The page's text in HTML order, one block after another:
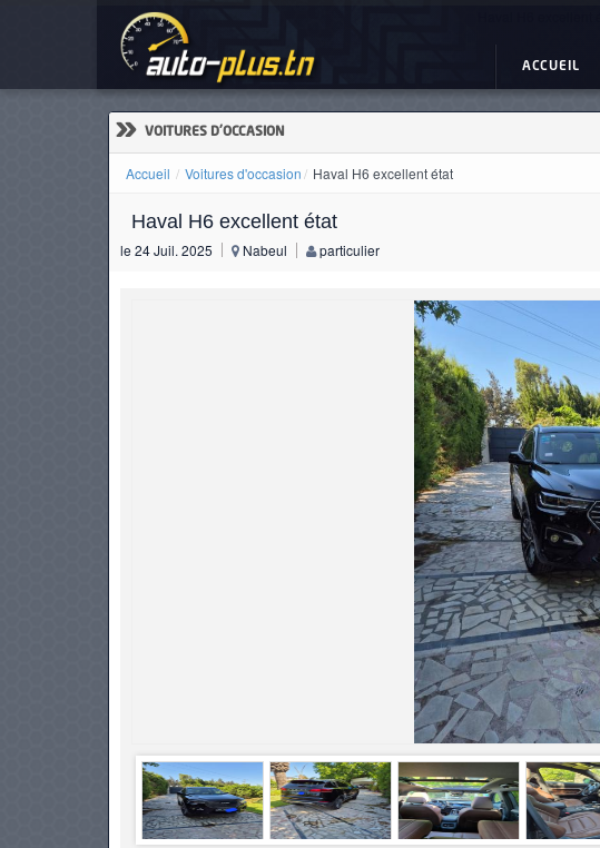
ACCUEIL
» VOITURES D'OCCASION
Accueil Voitures d'occasion Haval H6 excellent état
Haval H6 excellent état
le 24 Juil. 2025 Nabeul particulier
ACTUALITÉS